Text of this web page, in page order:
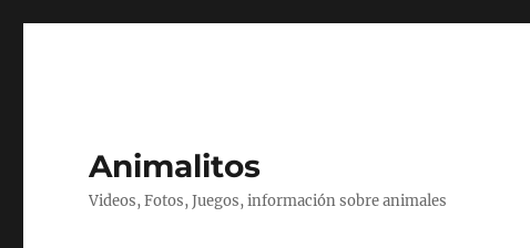
Animalitos
Videos, Fotos, Juegos, información sobre animales